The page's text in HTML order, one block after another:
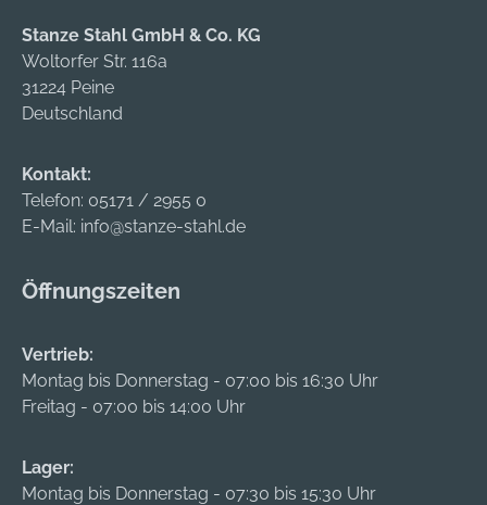
Stanze Stahl GmbH & Co. KG
Woltorfer Str. 116a
31224 Peine
Deutschland
Kontakt:
Telefon: 05171 / 2955 0
E-Mail: info@stanze-stahl.de
Öffnungszeiten
Vertrieb:
Montag bis Donnerstag - 07:00 bis 16:30 Uhr
Freitag - 07:00 bis 14:00 Uhr
Lager:
Montag bis Donnerstag - 07:30 bis 15:30 Uhr